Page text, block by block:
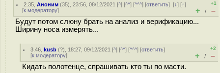
2.35 ,Аноним (35), 23:56, 08/12/2021 [^] [^^] [^^^] [ответить][↓] [↑]
[к модератору]
+1
+ / –
Будут потом слюну брать на анализ и верификацию...
Ширину носа измерять...
3.46 ,kusb (?), 18:27, 09/12/2021 [^] [^^] [^^^] [ответить]
[к модератору]
+2
+ / –
Кидать полотенце, спрашивать кто ты по масти.